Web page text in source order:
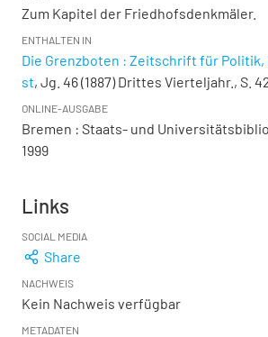
Zum Kapitel der Friedhofsdenkmäler.
ENTHALTEN IN
Die Grenzboten : Zeitschrift für
st, Jg. 46 (1887) Drittes Vierteljahr., S.
ONLINE-AUSGABE
Bremen : Staats- und
1999
Links
SOCIAL MEDIA
Share
NACHWEIS
Kein Nachweis verfügbar
METADATEN